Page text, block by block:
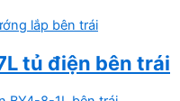
tủ điện bên trái